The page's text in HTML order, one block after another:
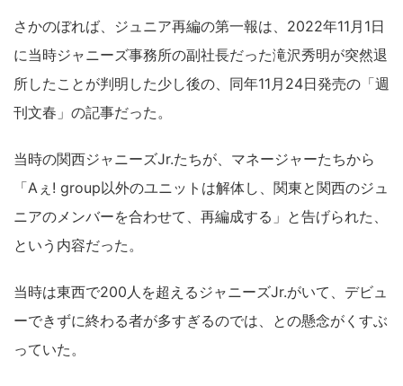
さかのぼれば、ジュニア再編の第一報は、2022年11月1日
に当時ジャニーズ事務所の副社長だった滝沢秀明が突然退
所したことが判明した少し後の、同年11月24日発売の「週
刊文春」の記事だった。
当時の関西ジャニーズJr.たちが、マネージャーたちから
「Aぇ! group以外のユニットは解体し、関東と関西のジュ
ニアのメンバーを合わせて、再編成する」と告げられた、
という内容だった。
当時は東西で200人を超えるジャニーズJr.がいて、デビュ
ーできずに終わる者が多すぎるのでは、との懸念がくすぶ
っていた。